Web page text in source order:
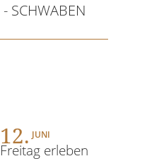
- SCHWABEN
JUNI
erleben